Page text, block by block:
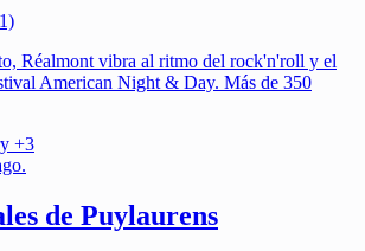
Réalmont vibra al ritmo del rock'n'roll y el
American Night & Day. Más de 350
+3
de Puylaurens